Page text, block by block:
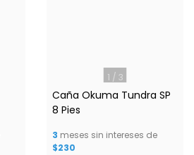
1 / 3
Caña Okuma Tundra SP
8 Pies
3 meses sin intereses de
$230